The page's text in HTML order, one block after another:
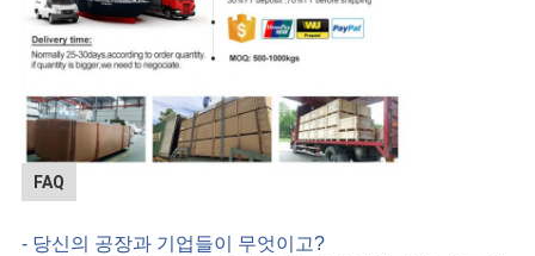
FAQ
- 당신의 공장과 기업들이 무엇이고?